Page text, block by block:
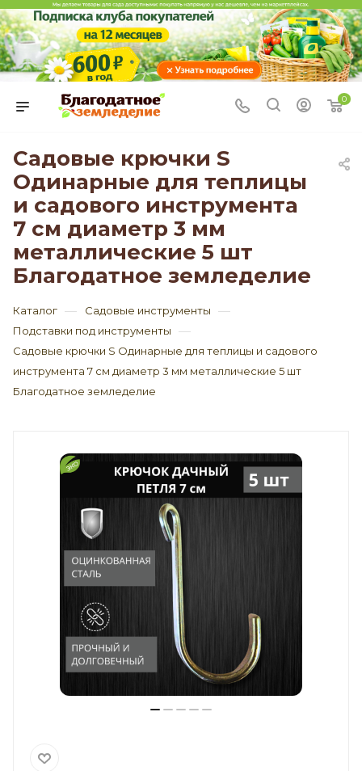
0
Садовые крючки S
Одинарные для теплицы
и садового инструмента
7 см диаметр 3 мм
металлические 5 шт
Благодатное земледелие
Каталог — Садовые инструменты —
Подставки под инструменты —
Садовые крючки S Одинарные для теплицы и садового
инструмента 7 см диаметр 3 мм металлические 5 шт
Благодатное земледелие